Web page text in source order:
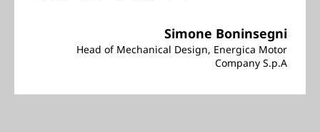
Simone Boninsegni
Head of Mechanical Design, Energica Motor
Company S.p.A